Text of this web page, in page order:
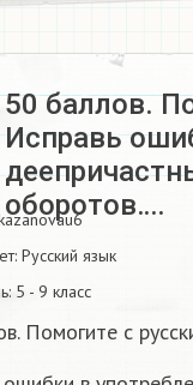
50 баллов.
Исправь
оборотов….
Русский язык
5 - 9 класс
Помогите с